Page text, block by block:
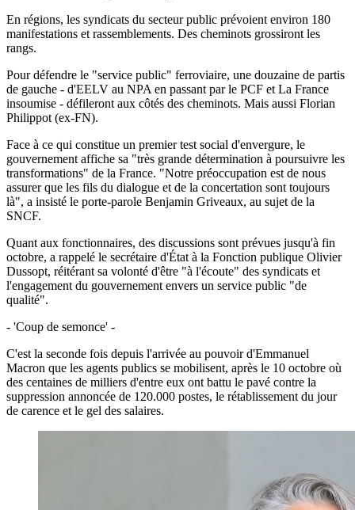
En régions, les syndicats du secteur public prévoient environ 180
manifestations et rassemblements. Des cheminots grossiront les
rangs.
Pour défendre le "service public" ferroviaire, une douzaine de partis
de gauche - d'EELV au NPA en passant par le PCF et La France
insoumise - défileront aux côtés des cheminots. Mais aussi Florian
Philippot (ex-FN).
Face à ce qui constitue un premier test social d'envergure, le
gouvernement affiche sa "très grande détermination à poursuivre les
transformations" de la France. "Notre préoccupation est de nous
assurer que les fils du dialogue et de la concertation sont toujours
là", a insisté le porte-parole Benjamin Griveaux, au sujet de la
SNCF.
Quant aux fonctionnaires, des discussions sont prévues jusqu'à fin
octobre, a rappelé le secrétaire d'État à la Fonction publique Olivier
Dussopt, réitérant sa volonté d'être "à l'écoute" des syndicats et
l'engagement du gouvernement envers un service public "de
qualité".
- 'Coup de semonce' -
C'est la seconde fois depuis l'arrivée au pouvoir d'Emmanuel
Macron que les agents publics se mobilisent, après le 10 octobre où
des centaines de milliers d'entre eux ont battu le pavé contre la
suppression annoncée de 120.000 postes, le rétablissement du jour
de carence et le gel des salaires.